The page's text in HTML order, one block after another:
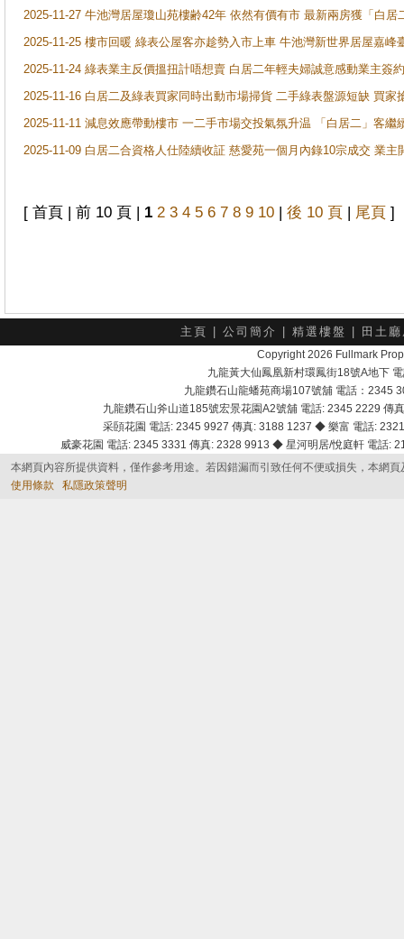
2025-11-27 牛池灣居屋瓊山苑樓齢42年 依然有價有市 最新兩房獲「白居
2025-11-25 樓市回暖 綠表公屋客亦趁勢入市上車 牛池灣新世界居屋嘉峰
2025-11-24 綠表業主反價搵扭計唔想賣 白居二年輕夫婦誠意感動業主簽
2025-11-16 白居二及綠表買家同時出動市場掃貨 二手綠表盤源短缺 買
2025-11-11 減息效應帶動樓市 一二手市場交投氣氛升温 「白居二」客
2025-11-09 白居二合資格人仕陸續收証 慈愛苑一個月內錄10宗成交 業
[ 首頁 | 前 10 頁 | 1 2 3 4 5 6 7 8 9 10 | 後 10 頁 | 尾頁 ]
主頁 公司簡介 精選樓盤 田土
Copyright 2026 Fullmark
九龍黃大仙鳳凰新村環鳳街18號A地下
九龍鑽石山龍蟠苑商場107號舖 電話：2345
九龍鑽石山斧山道185號宏景花園A2號舖 電話: 2345 2229
采頣花園 電話: 2345 9927 傳真: 3188 1237 ◆ 樂富 電話:
威豪花園 電話: 2345 3331 傳真: 2328 9913 ◆ 星河明居/悅庭軒 電話
本網頁內容所提供資料，僅作參考用途。若因錯漏而引致任何不便或損失，本網
使用條款
私隱政策聲明